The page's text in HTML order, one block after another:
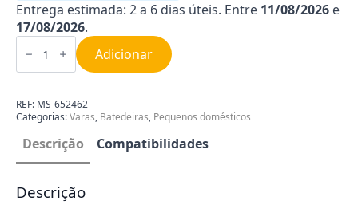
Entrega estimada: 2 a 6 dias úteis. Entre 11/08/2026 e
17/08/2026.
Quantidade
de
para
MS-
652462
Adicionar
REF: MS-652462
Categorias:Varas, Batedeiras, Pequenos domésticos
Descrição Compatibilidades
Descrição